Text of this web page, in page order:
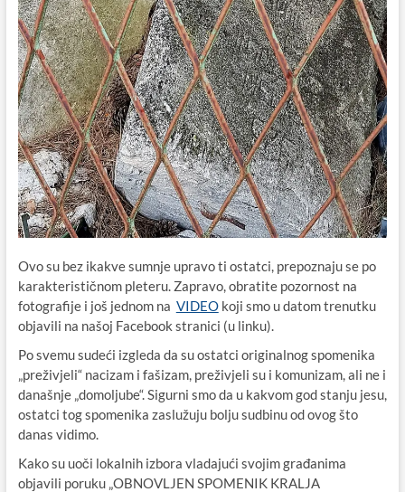
Ovo su bez ikakve sumnje upravo ti ostatci, prepoznaju se po
karakterističnom pleteru. Zapravo, obratite pozornost na
fotografije i još jednom na VIDEOkoji smo u datom trenutku
objavili na našoj Facebook stranici (u linku).
Po svemu sudeći izgleda da su ostatci originalnog spomenika
„preživjeli“ nacizam i fašizam, preživjeli su i komunizam, ali ne i
današnje „domoljube“. Sigurni smo da u kakvom god stanju jesu,
ostatci tog spomenika zaslužuju bolju sudbinu od ovog što
danas vidimo.
Kako su uoči lokalnih izbora vladajući svojim građanima
objavili poruku „OBNOVLJEN SPOMENIK KRALJA